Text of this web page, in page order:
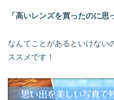
「高いレンズを買ったのに思
なんてことがあるといけない
ススメです！